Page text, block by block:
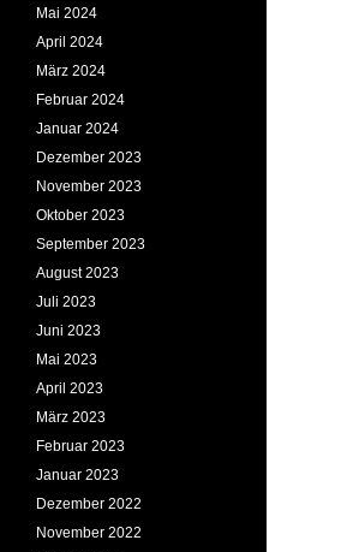
Mai 2024
April 2024
März 2024
Februar 2024
Januar 2024
Dezember 2023
November 2023
Oktober 2023
September 2023
August 2023
Juli 2023
Juni 2023
Mai 2023
April 2023
März 2023
Februar 2023
Januar 2023
Dezember 2022
November 2022